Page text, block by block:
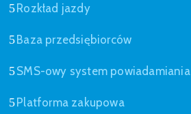
Rozkład jazdy
Baza przedsiębiorców
SMS-owy system powiadamiania
Platforma zakupowa